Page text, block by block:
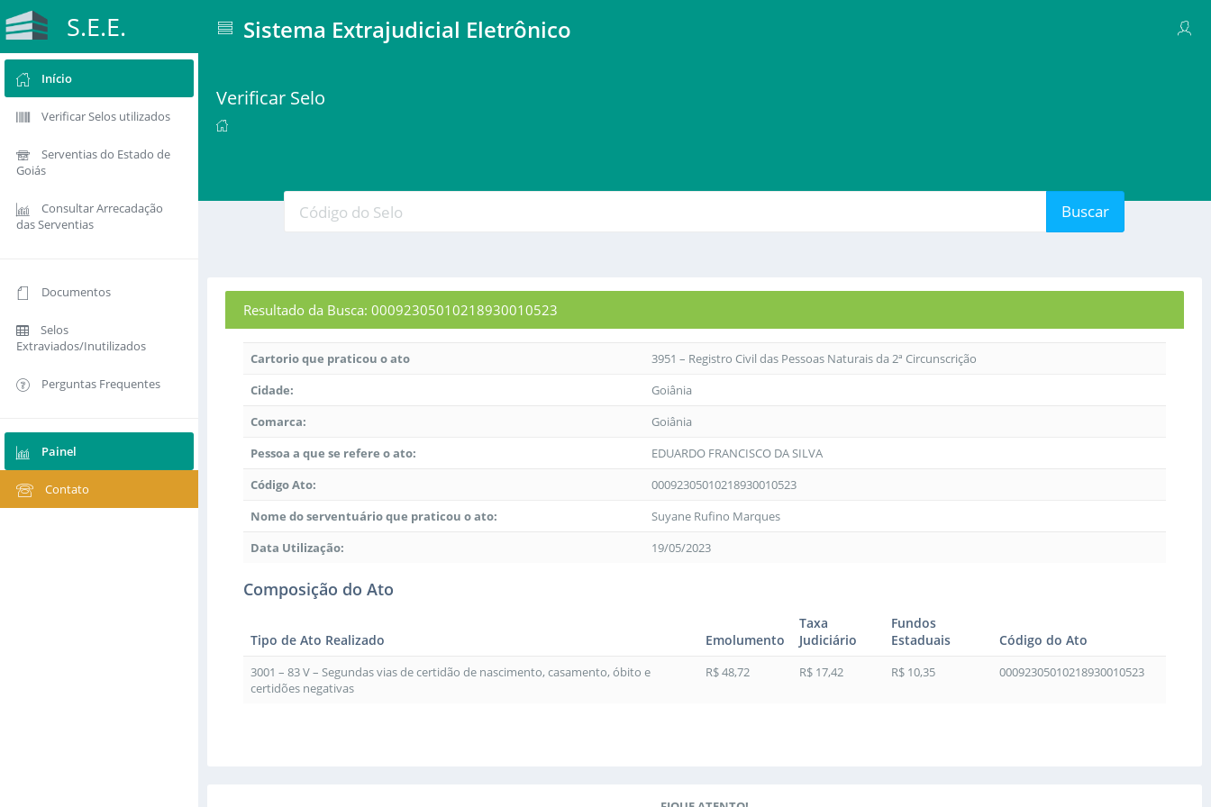
S.E.E. Sistema Extrajudicial Eletrônico
Verificar Selo
Buscar
Resultado da Busca: 00092305010218930010523
Cartorio que praticou o ato
3951 – Registro Civil das Pessoas Naturais da 2ª Circunscrição
Cidade:
Goiânia
Comarca:
Goiânia
Pessoa a que se refere o ato:
EDUARDO FRANCISCO DA SILVA
Código Ato:
00092305010218930010523
Nome do serventuário que praticou o ato:
Suyane Rufino Marques
Data Utilização:
19/05/2023
Composição do Ato
Tipo de Ato Realizado Emolumento
Taxa
Judiciário
Fundos
Estaduais
Código do Ato
3001 – 83 V – Segundas vias de certidão de nascimento, casamento, óbito e
certidões negativas
R$ 48,72 R$ 17,42 R$ 10,35 00092305010218930010523
Início
Verificar Selos utilizados
Serventias do Estado de
Goiás
Consultar Arrecadação
das Serventias
Documentos
Selos
Extraviados/Inutilizados
Perguntas Frequentes
Painel
Contato